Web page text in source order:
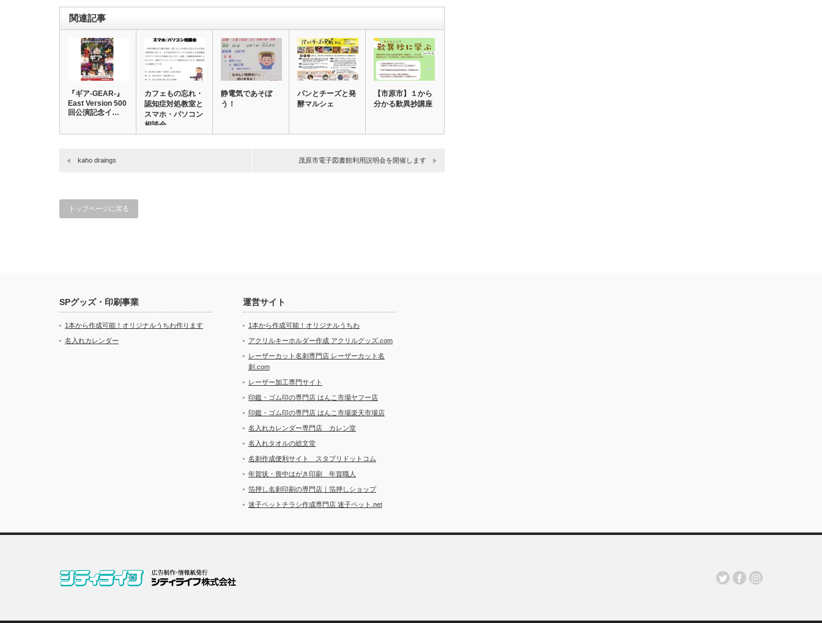
関連記事
『ギア-GEAR-』
East Version 500
回公演記念イ…
カフェもの忘れ・
認知症対処教室と
スマホ・パソコン
相談会
静電気であそぼ
う！
パンとチーズと発
酵マルシェ
【市原市】１から
分かる歎異抄講座
kaho draings 茂原市電子図書館利用説明会を開催します
トップページに戻る
SPグッズ・印刷事業
1本から作成可能！オリジナルうちわ作ります
名入れカレンダー
運営サイト
1本から作成可能！オリジナルうちわ
アクリルキーホルダー作成 アクリルグッズ.com
レーザーカット名刺専門店 レーザーカット名
刺.com
レーザー加工専門サイト
印鑑・ゴム印の専門店 はんこ市場ヤフー店
印鑑・ゴム印の専門店 はんこ市場楽天市場店
名入れカレンダー専門店 カレン堂
名入れタオルの総文堂
名刺作成便利サイト スタプリドットコム
年賀状・喪中はがき印刷 年賀職人
箔押し名刺印刷の専門店｜箔押しショップ
迷子ペットチラシ作成専門店 迷子ペット.net